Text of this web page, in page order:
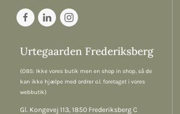
Urtegaarden Frederiksberg
(OBS: Ikke vores butik men en shop in shop, så de
kan ikke hjælpe med ordrer o.l. foretaget i vores
webbutik)
Gl. Kongevej 113, 1850 Frederiksberg C